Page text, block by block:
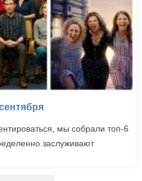
мы собрали топ-6
заслуживают